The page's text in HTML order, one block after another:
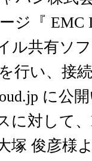
ジ『 EMC
ル共有ソ
行い、接
に公
に対して
塚 俊彦様